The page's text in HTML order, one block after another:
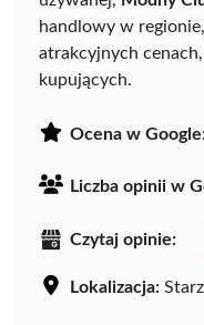
handlowy w
atrakcyjnych
kupujących.
Ocena w
Liczba opinii w
Czytaj opinie:
Lokalizacja: